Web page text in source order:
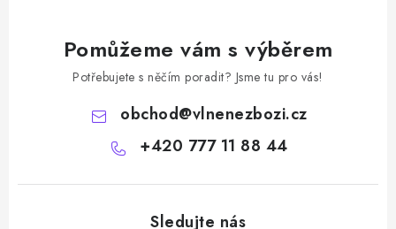
Pomůžeme vám s výběrem
Potřebujete s něčím poradit? Jsme tu pro vás!
obchod@vlnenezbozi.cz
+420 777 11 88 44